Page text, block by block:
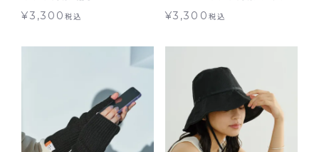
¥3,300税込 ¥3,300 税込